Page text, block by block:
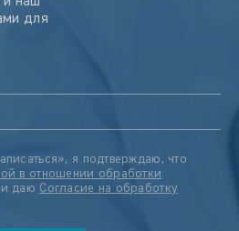
для
я подтверждаю, что
в отношении обработки
и даю Согласие на обработку